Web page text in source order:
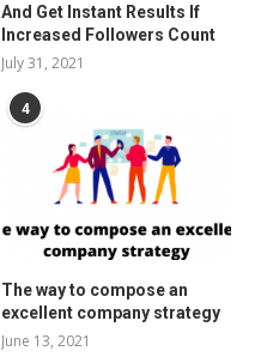
And Get Instant Results If
Increased Followers Count
July 31, 2021
4
The way to compose an
excellent company strategy
June 13, 2021